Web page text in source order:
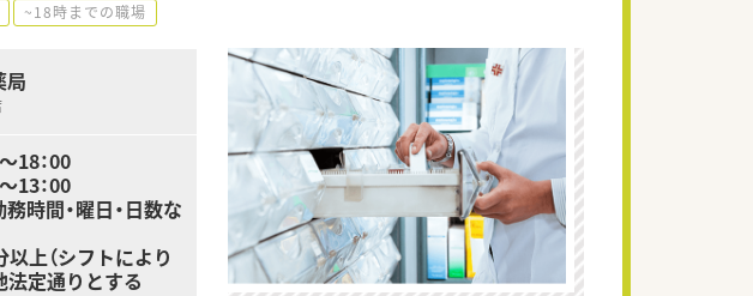
~18時までの職場
局
18：00
13：00
時間・曜日・日数な
上（シフトにより
法定通りとする